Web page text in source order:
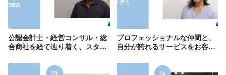
公認会計士・経営コンサル・総
合商社を経て辿り着く、スター
インタビュー#14】
プロフェッショナルな仲間と、
自分が誇れるサービスをお客様
#18】